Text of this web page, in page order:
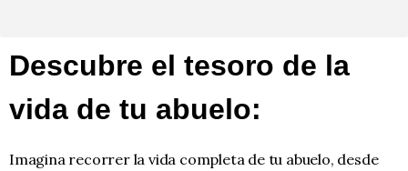
Descubre el tesoro de la
vida de tu abuelo:
Imagina recorrer la vida completa de tu abuelo, desde